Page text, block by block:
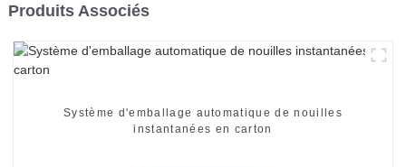
Produits Associés
Système d'emballage automatique de nouilles
instantanées en carton